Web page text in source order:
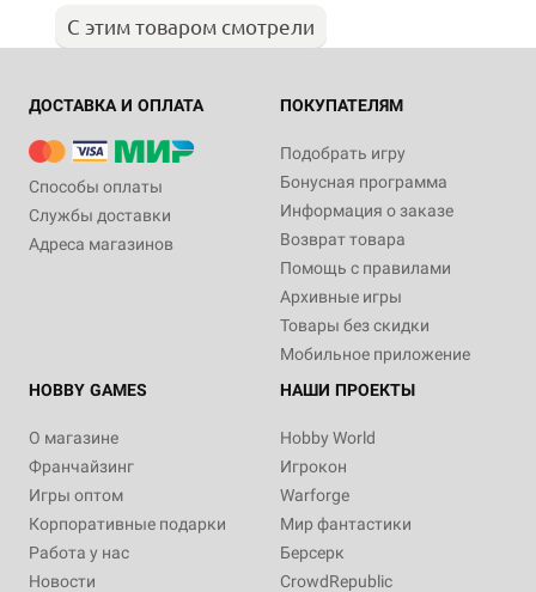
С этим товаром смотрели
ДОСТАВКА И ОПЛАТА
Способы оплаты
Службы доставки
Адреса магазинов
ПОКУПАТЕЛЯМ
Подобрать игру
Бонусная программа
Информация о заказе
Возврат товара
Помощь с правилами
Архивные игры
Товары без скидки
Мобильное приложение
HOBBY GAMES
О магазине
Франчайзинг
Игры оптом
Корпоративные подарки
Работа у нас
Новости
НАШИ ПРОЕКТЫ
Hobby World
Игрокон
Warforge
Мир фантастики
Берсерк
CrowdRepublic